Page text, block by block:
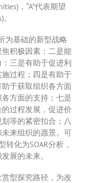
，“A”代表期望
为基础的新型战略
积极因素：二是能
三是有助于促进利
过程；四是有助于
于获取组织各方面
方面的支持；七是
过程发展，促进价
等的紧密扣合；八
来组织的愿景。可
转化为SOAR分析，
展的未来。
型探究路径，为改